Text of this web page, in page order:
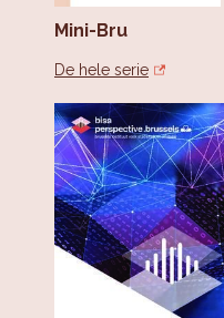
Mini-Bru
De hele serie